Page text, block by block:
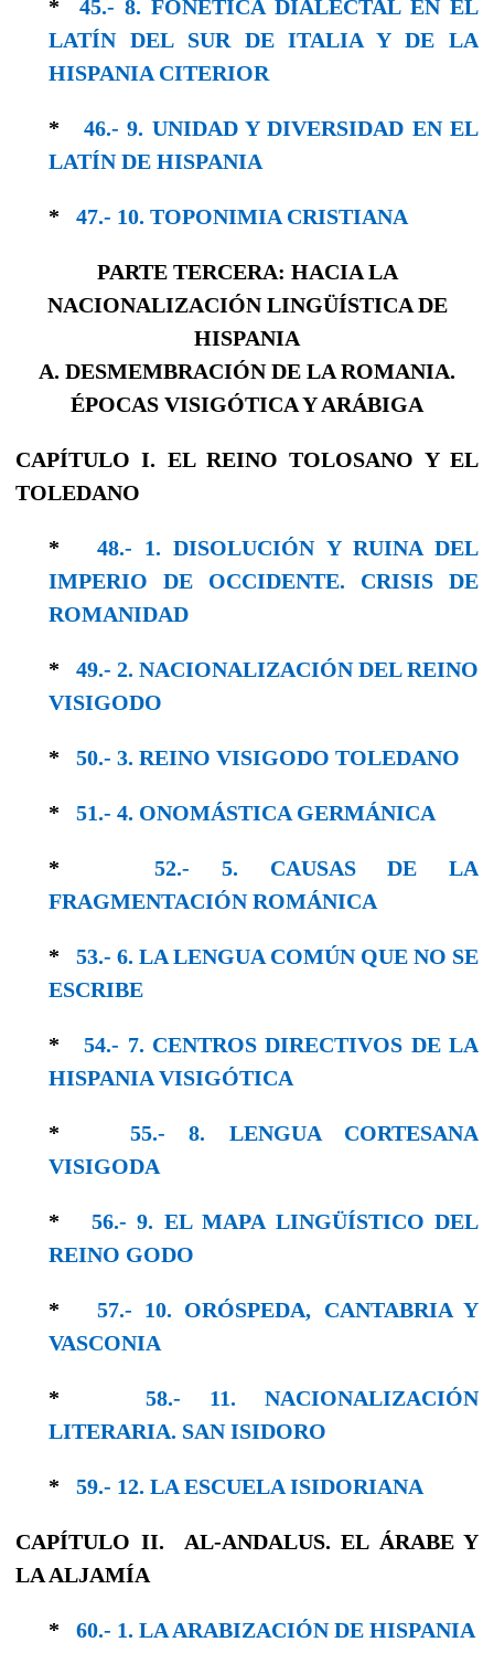
* 45.- 8. FONÉTICA DIALECTAL EN EL
LATÍN DEL SUR DE ITALIA Y DE LA
HISPANIA CITERIOR
* 46.- 9. UNIDAD Y DIVERSIDAD EN EL
LA­TÍN DE HISPANIA
* 47.- 10. TOPONIMIA CRISTIANA
PARTE TERCERA: HACIA LA
NACIONALIZACIÓN LINGÜÍSTICA DE
HISPANIA
A. DESMEMBRACIÓN DE LA ROMANIA.
ÉPOCAS VISIGÓTICA Y ARÁBIGA
CAPÍTULO I. EL REINO TOLOSANO Y EL
TOLEDANO
* 48.- 1. DISOLUCIÓN Y RUINA DEL
IMPERIO DE OCCIDENTE. CRISIS DE
ROMANIDAD
* 49.- 2. NACIONALIZACIÓN DEL REINO
VISI­GODO
* 50.- 3. REINO VISIGODO TOLEDANO
* 51.- 4. ONOMÁSTICA GERMÁNICA
*52.- 5. CAUSAS DE LA
FRAGMENTACIÓN ROMÁNICA
* 53.- 6. LA LENGUA COMÚN QUE NO SE
ESCRIBE
*54.- 7. CENTROS DIRECTIVOS DE LA
HISPANIA VISIGÓTICA
* 55.- 8. LENGUA CORTESANA
VISIGODA
* 56.- 9. EL MAPA LINGÜÍSTICO DEL
REINO GODO
* 57.- 10. ORÓSPEDA, CANTABRIA Y
VASCONIA
* 58.- 11. NACIONALIZACIÓN
LITERARIA. SAN ISIDORO
* 59.- 12. LA ESCUELA ISIDORIANA
CAPÍTULO II. AL-ANDALUS. EL ÁRABE Y
LA ALJAMÍA
* 60.- 1. LA ARABIZACIÓN DE HISPANIA